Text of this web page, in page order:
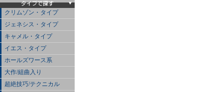
クリムゾン・タイプ
ジェネシス・タイプ
キャメル・タイプ
イエス・タイプ
ホールズワース系
大作/組曲入り
超絶技巧/テクニカル